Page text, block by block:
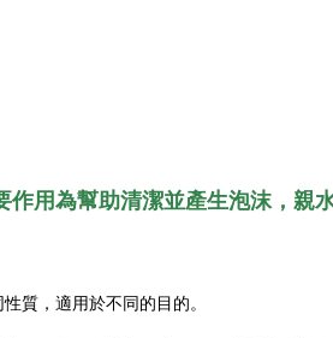
用為幫助清潔並產生泡沫，親水
質，適用於不同的目的。